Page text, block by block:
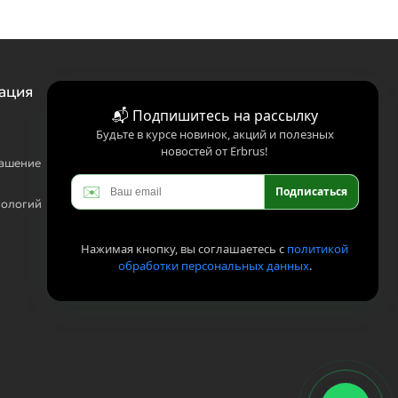
📬 Подпишитесь на рассылку
Будьте в курсе новинок, акций и полезных
новостей от Erbrus!
✉️ Подписаться
Нажимая кнопку, вы соглашаетесь с политикой
обработки персональных данных.